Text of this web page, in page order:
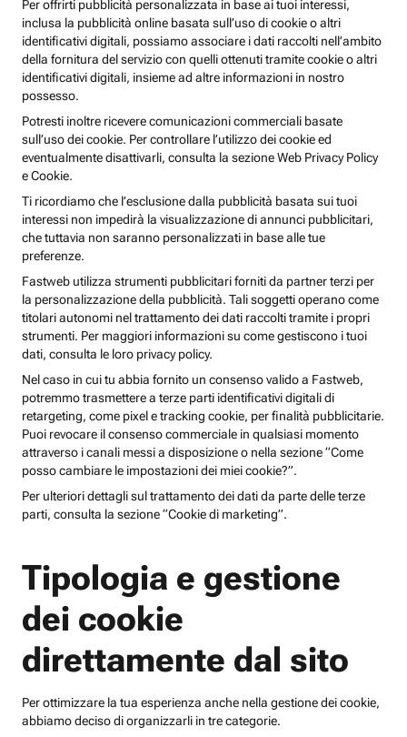
Per offrirti pubblicità personalizzata in base ai tuoi interessi,
inclusa la pubblicità online basata sull’uso di cookie o altri
identificativi digitali, possiamo associare i dati raccolti nell’ambito
della fornitura del servizio con quelli ottenuti tramite cookie o altri
identificativi digitali, insieme ad altre informazioni in nostro
possesso.
Potresti inoltre ricevere comunicazioni commerciali basate
sull’uso dei cookie. Per controllare l’utilizzo dei cookie ed
eventualmente disattivarli, consulta la sezione Web Privacy Policy
e Cookie.
Ti ricordiamo che l’esclusione dalla pubblicità basata sui tuoi
interessi non impedirà la visualizzazione di annunci pubblicitari,
che tuttavia non saranno personalizzati in base alle tue
preferenze.
Fastweb utilizza strumenti pubblicitari forniti da partner terzi per
la personalizzazione della pubblicità. Tali soggetti operano come
titolari autonomi nel trattamento dei dati raccolti tramite i propri
strumenti. Per maggiori informazioni su come gestiscono i tuoi
dati, consulta le loro privacy policy.
Nel caso in cui tu abbia fornito un consenso valido a Fastweb,
potremmo trasmettere a terze parti identificativi digitali di
retargeting, come pixel e tracking cookie, per finalità pubblicitarie.
Puoi revocare il consenso commerciale in qualsiasi momento
attraverso i canali messi a disposizione o nella sezione “Come
posso cambiare le impostazioni dei miei cookie?”.
Per ulteriori dettagli sul trattamento dei dati da parte delle terze
parti, consulta la sezione “Cookie di marketing”.
Tipologia e gestione
dei cookie
direttamente dal sito
Per ottimizzare la tua esperienza anche nella gestione dei cookie,
abbiamo deciso di organizzarli in tre categorie.